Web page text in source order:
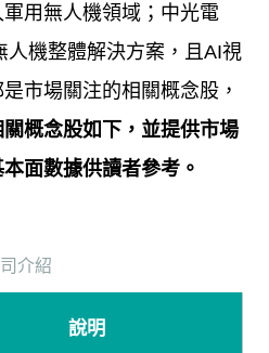
用無人機領域；中光電
人機整體解決方案，且 AI視
市場關注的相關概念股，
概念股如下，並提供市場
面數據供讀者參考。
介紹
說明